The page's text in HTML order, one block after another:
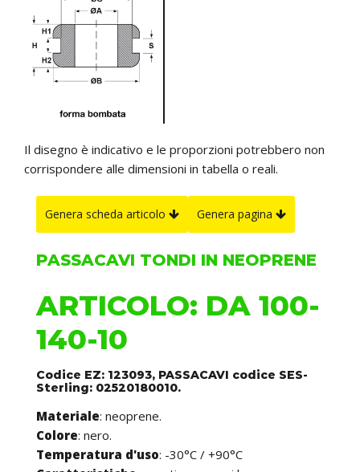
Il disegno è indicativo e le proporzioni potrebbero non
corrispondere alle dimensioni in tabella o reali.
Genera scheda articolo Genera pagina
PASSACAVI TONDI IN NEOPRENE
ARTICOLO: DA 100-
140-10
Codice EZ: 123093, PASSACAVI codice SES-
Sterling: 02520180010.
Materiale: neoprene.
Colore: nero.
Temperatura d'uso: -30°C / +90°C